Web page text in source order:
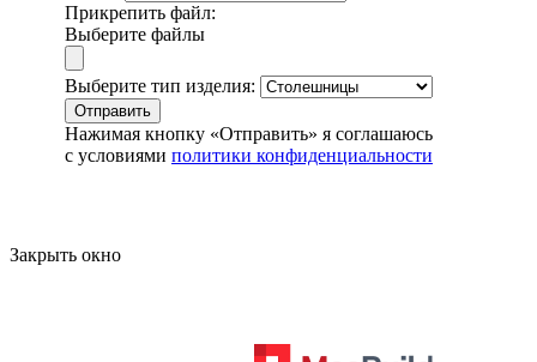
Прикрепить файл:
Выберите файлы
Выберите тип изделия:
Отправить
Нажимая кнопку «Отправить» я соглашаюсь
с условиями политики конфиденциальности
Закрыть окно